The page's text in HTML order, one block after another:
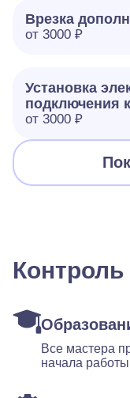
Врезка
от 3000 ₽
Установка
подключения
от 3000 ₽
Все мастера
начала работы